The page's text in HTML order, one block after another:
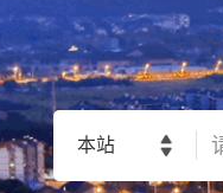
本站